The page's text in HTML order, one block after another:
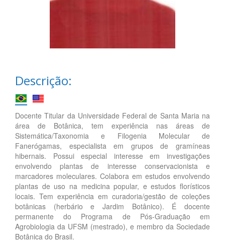
Descrição:
Docente Titular da Universidade Federal de Santa Maria na
área de Botânica, tem experiência nas áreas de
Sistemática/Taxonomia e Filogenia Molecular de
Fanerógamas, especialista em grupos de gramíneas
hibernais. Possui especial interesse em investigações
envolvendo plantas de interesse conservacionista e
marcadores moleculares. Colabora em estudos envolvendo
plantas de uso na medicina popular, e estudos florísticos
locais. Tem experiência em curadoria/gestão de coleções
botânicas (herbário e Jardim Botânico). É docente
permanente do Programa de Pós-Graduação em
Agrobiologia da UFSM (mestrado), e membro da Sociedade
Botânica do Brasil.